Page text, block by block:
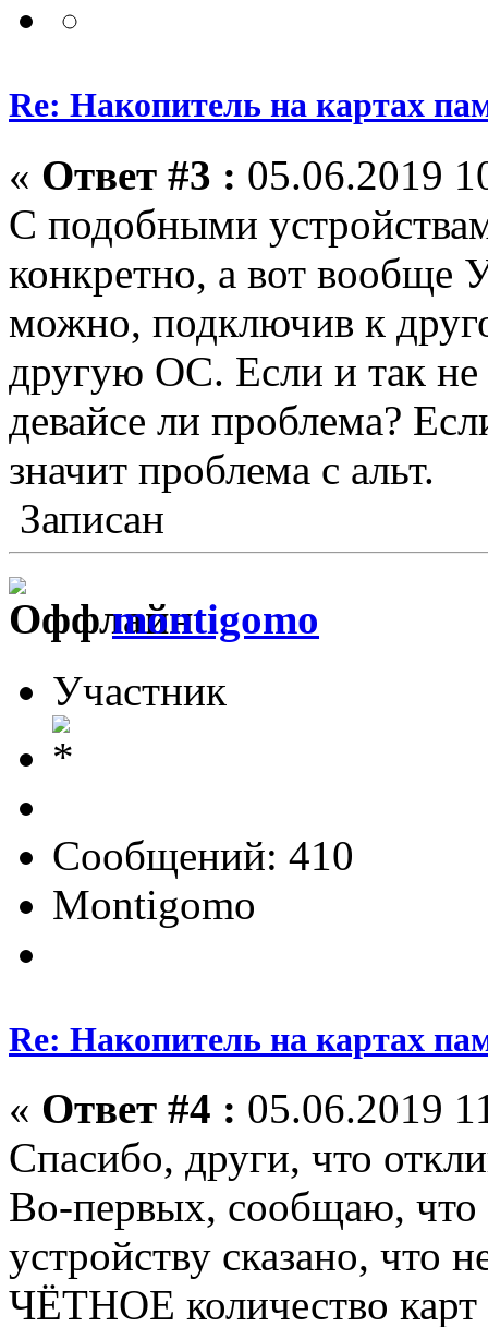
Re: Накопитель на картах
« Ответ #3 : 05.06.2019
С подобными
конкретно, а вот
можно, подключив к
другую ОС. Если и так не
девайсе ли проблема?
значит проблема с альт.
Записан
montigomo
Участник
Сообщений: 410
Montigomo
Re: Накопитель на картах
« Ответ #4 : 05.06.2019
Спасибо, други, что
Во-первых, сообщаю, что
устройству сказано, что
ЧЁТНОЕ количество